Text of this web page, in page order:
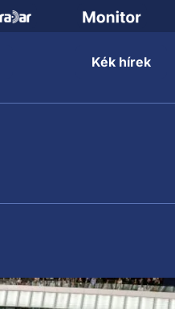
Kék hírek